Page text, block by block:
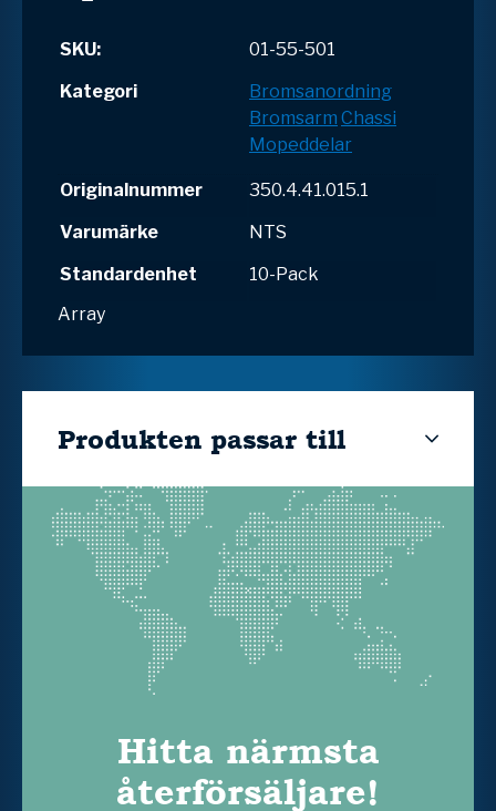
SKU:
01-55-501
Kategori
Bromsanordning
Bromsarm Chassi
Mopeddelar
Originalnummer
350.4.41.015.1
Varumärke
NTS
Standardenhet
10-Pack
Array
Produkten passar till
Hitta närmsta
återförsäljare!